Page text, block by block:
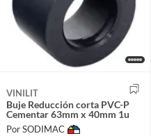
VINILIT
Buje Reducción corta PVC-P
Cementar 63mm x 40mm 1u
Por SODIMAC